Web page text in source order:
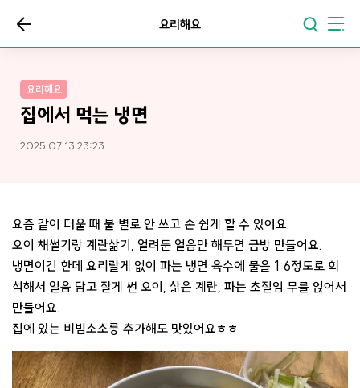
요리해요
요리해요
집에서 먹는 냉면
2025.07.13 23:23
요즘 같이 더울 때 불 별로 안 쓰고 손 쉽게 할 수 있어요.
오이 채썰기랑 계란삶기, 얼려둔 얼음만 해두면 금방 만들어요.
냉면이긴 한데 요리랄게 없이 파는 냉면 육수에 물을 1:6정도로 희
석해서 얼음 담고 잘게 썬 오이, 삶은 계란, 파는 초절임 무를 얹어서
만들어요.
집에 있는 비빔소소릉 추가해도 맛있어요ㅎㅎ